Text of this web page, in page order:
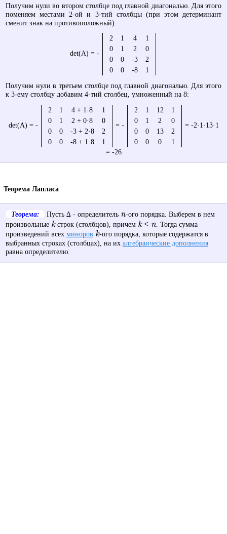
Получим нули во втором столбце под главной диагональю. Для этого
поменяем местами 2-ой и 3-тий столбцы (при этом детерминант
сменит знак на противоположный):
det(A) = -
2 1 4
1
0
1 2
0
0
0 -3
2
0
0 -8
1
Получим нули в третьем столбце под главной диагональю. Для этого
к 3-ему столбцу добавим 4-тий столбец, умноженный на 8:
det(A) = -
2 1 4 + 1·8
1
0
1 2 + 0·8
0
0
0 -3 + 2·8
2
0
0 -8 + 1·8 1
= -
2 1 12
1
0
1 2
0
0
0 13
2
0
0 0 1
= -2·1·13·1
= -26
Теорема Лапласа
Теорема: Пусть ∆ - определитель n-ого порядка. Выберем в нем
произвольные kстрок (столбцов), причем k < n. Тогда сумма
произведений всех миноров k-ого порядка, которые содержатся в
выбранных строках (столбцах), на их алгебраические дополнения
равна определителю.